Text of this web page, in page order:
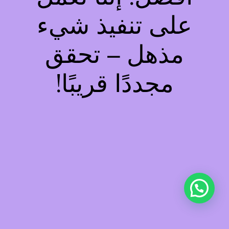
على تنفيذ شيء
مذهل – تحقق
مجددًا قريبًا!